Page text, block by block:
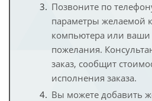
Позвоните по
параметры желаемой
компьютера или
пожелания.
заказ, сообщит
исполнения заказа.
Вы можете добавить